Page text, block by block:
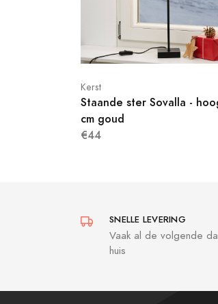
Kerst
Staande ster Sovalla -
cm goud
€44
SNELLE LEVERING
Vaak al de volgende
huis